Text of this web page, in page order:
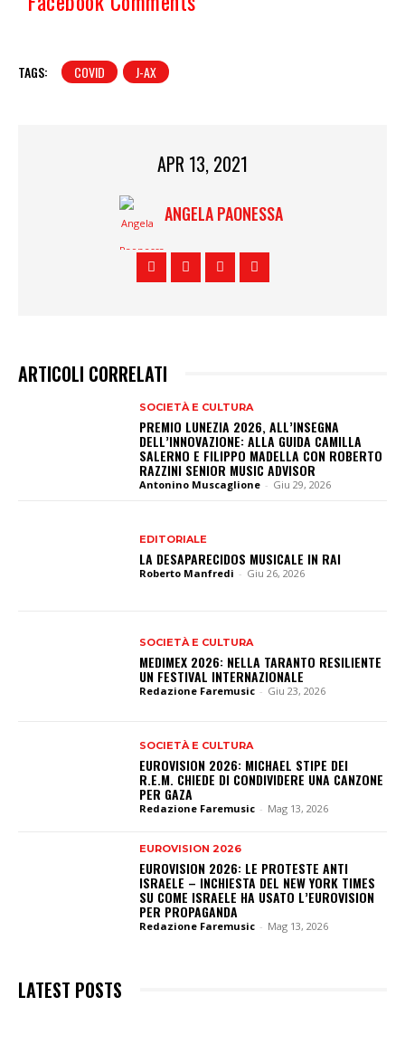
TAGS: COVID J-AX
APR 13, 2021
ANGELA PAONESSA
ARTICOLI CORRELATI
SOCIETÀ E CULTURA
PREMIO LUNEZIA 2026, ALL’INSEGNA
DELL’INNOVAZIONE: ALLA GUIDA CAMILLA
SALERNO E FILIPPO MADELLA CON ROBERTO
RAZZINI SENIOR MUSIC ADVISOR
Antonino Muscaglione - Giu 29, 2026
EDITORIALE
LA DESAPARECIDOS MUSICALE IN RAI
Roberto Manfredi - Giu 26, 2026
SOCIETÀ E CULTURA
MEDIMEX 2026: NELLA TARANTO RESILIENTE
UN FESTIVAL INTERNAZIONALE
Redazione Faremusic - Giu 23, 2026
SOCIETÀ E CULTURA
EUROVISION 2026: MICHAEL STIPE DEI
R.E.M. CHIEDE DI CONDIVIDERE UNA CANZONE
PER GAZA
Redazione Faremusic - Mag 13, 2026
EUROVISION 2026
EUROVISION 2026: LE PROTESTE ANTI
ISRAELE – INCHIESTA DEL NEW YORK TIMES
SU COME ISRAELE HA USATO L’EUROVISION
PER PROPAGANDA
Redazione Faremusic - Mag 13, 2026
LATEST POSTS